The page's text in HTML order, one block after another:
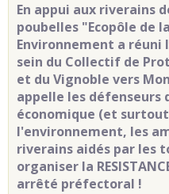
En appui aux riverains
poubelles "Ecopôle de
Environnement a réuni
sein du Collectif de
et du Vignoble vers
appelle les
économique (et
l'environnement, les
riverains aidés par les
organiser la
arrêté préfectoral !